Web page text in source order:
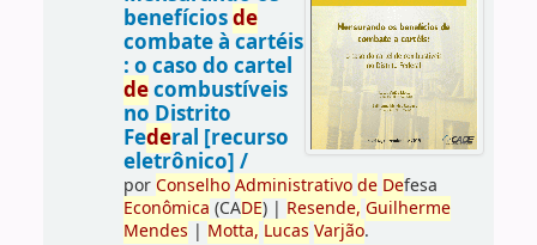
benefíciosde
combate à cartéis
: o caso do cartel
decombustíveis
no Distrito
Federal [recurso
eletrônico] /
porConselho Administrativo de Defesa
Econômica (CADE)| Resende, Guilherme
Mendes | Motta, Lucas Varjão.